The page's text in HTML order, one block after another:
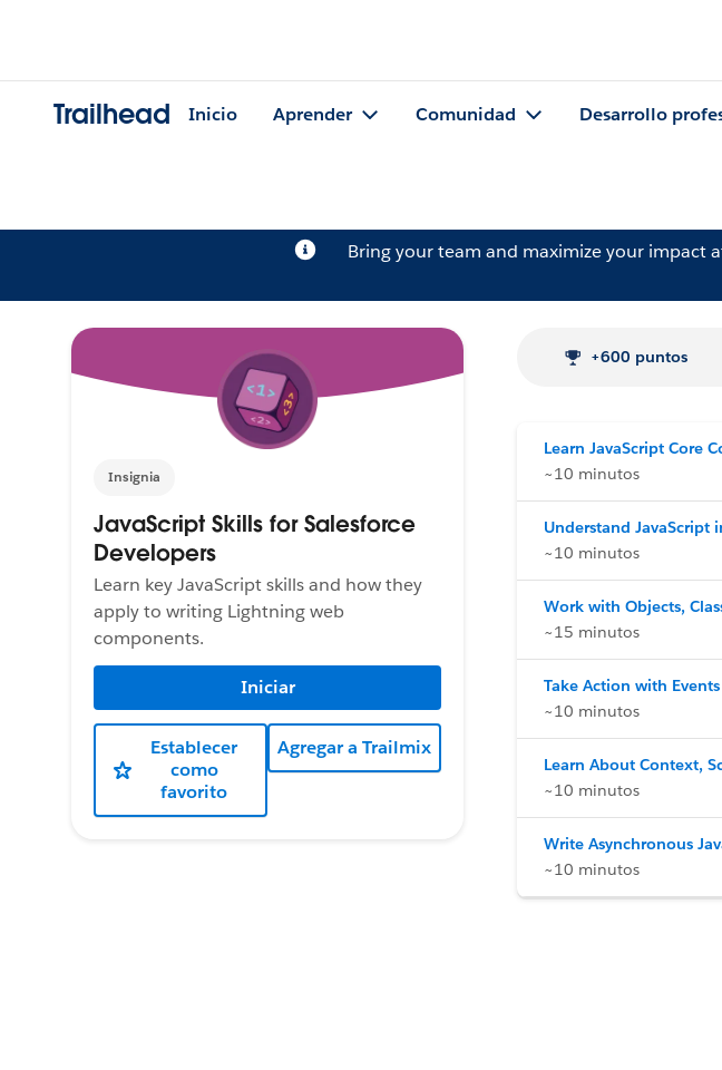
Trailhead Inicio Aprender Comunidad Desarrollo
Bring your team and maximize your impact
Insignia
JavaScript Skills for Salesforce
Developers
Learn key JavaScript skills and how they
apply to writing Lightning web
components.
Iniciar
Establecer
como
favorito
Agregar a Trailmix
+600 puntos
Learn JavaScript Core
~10 minutos
Understand JavaScript
~10 minutos
Work with Objects,
~15 minutos
Take Action with
~10 minutos
Learn About Context,
~10 minutos
Write Asynchronous
~10 minutos